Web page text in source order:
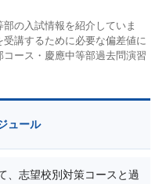
の入試情報を紹介していま
講するために必要な偏差値に
ース・慶應中等部過去問演習
ュール
、志望校別対策コースと過